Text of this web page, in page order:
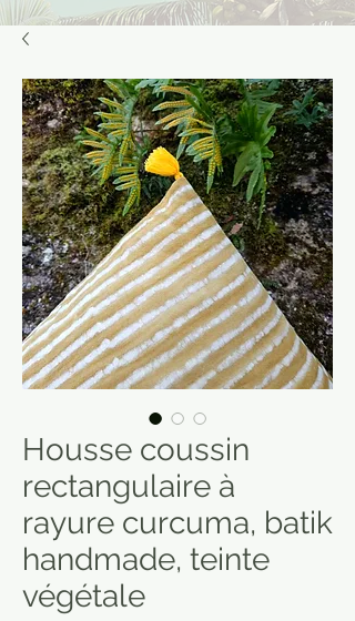
Housse coussin
rectangulaire à
rayure curcuma, batik
handmade, teinte
végétale